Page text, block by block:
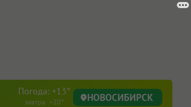
Погода: +13°
завтра +20° НОВОСИБИРСК